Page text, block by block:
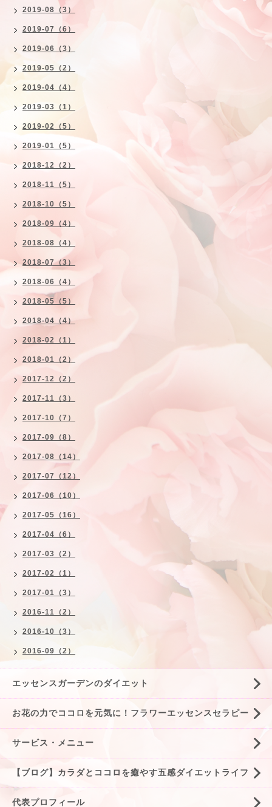
2019-08（3）
2019-07（6）
2019-06（3）
2019-05（2）
2019-04（4）
2019-03（1）
2019-02（5）
2019-01（5）
2018-12（2）
2018-11（5）
2018-10（5）
2018-09（4）
2018-08（4）
2018-07（3）
2018-06（4）
2018-05（5）
2018-04（4）
2018-02（1）
2018-01（2）
2017-12（2）
2017-11（3）
2017-10（7）
2017-09（8）
2017-08（14）
2017-07（12）
2017-06（10）
2017-05（16）
2017-04（6）
2017-03（2）
2017-02（1）
2017-01（3）
2016-11（2）
2016-10（3）
2016-09（2）
エッセンスガーデンのダイエット
お花の力でココロを元気に！フラワーエッセンスセラピー
サービス・メニュー
【ブログ】カラダとココロを癒やす五感ダイエットライフ
代表プロフィール